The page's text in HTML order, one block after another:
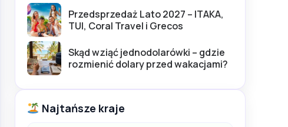
Przedsprzedaż Lato 2027 – ITAKA,
TUI, Coral Travel i Grecos
Skąd wziąć jednodolarówki – gdzie
rozmienić dolary przed wakacjami?
Najtańsze kraje